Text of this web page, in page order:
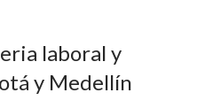
laboral y
y Medellín